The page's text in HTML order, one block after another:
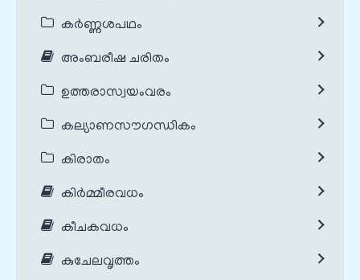
കർണ്ണശപഥം
അംബരീഷ ചരിതം
ഉത്തരാസ്വയംവരം
കല്യാണസൗഗന്ധികം
കിരാതം
കിർമ്മീരവധം
കീചകവധം
കുചേലവൃത്തം